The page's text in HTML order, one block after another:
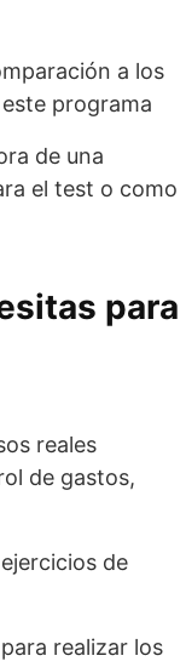
a los
programa
de una
el test o como
para
reales
de gastos,
de
realizar los